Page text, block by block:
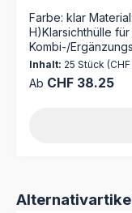
Farbe: klar
H)Klarsichthülle
Kombi-/
Inhalt: 25 Stück
Regulärer Preis:
Ab CHF 38.25
Produktgalerie